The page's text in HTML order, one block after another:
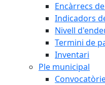
Encàrrecs
Indicadors
Nivell
Termini de
Inventari
Ple municipal